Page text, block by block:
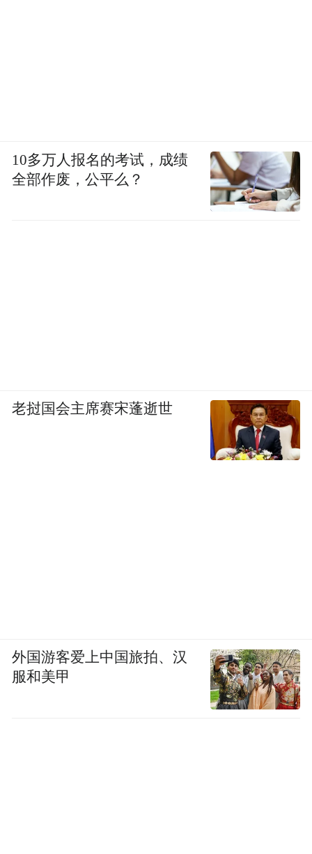
10多万人报名的考试，成绩
全部作废，公平么？
老挝国会主席赛宋蓬逝世
外国游客爱上中国旅拍、汉
服和美甲